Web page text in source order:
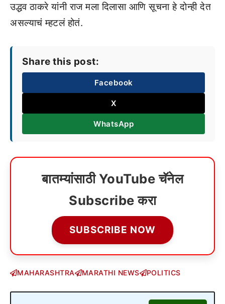
उद्धव ठाकरे यांनी राज मला दिलासा आणि सूचना हे दोन्ही देत
असल्याचं म्हटलं होतं.
Share this post:
Facebook
X
WhatsApp
बातम्यांसाठी YouTube चॅनेल
Subscribe करा
SUBSCRIBE NOW
MAHARASHTRA MARATHI NEWS POLITICS